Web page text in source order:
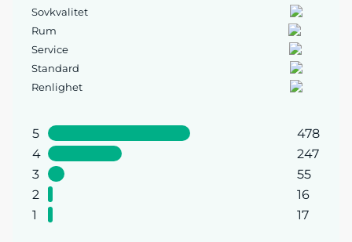
Sovkvalitet
Rum
Service
Standard
Renlighet
5
478
4
247
3
55
2
16
1
17